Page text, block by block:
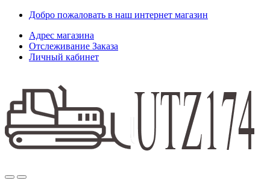
Skip
navigation
Skip
content
Добро пожаловать в наш интернет магазин
Адрес магазина
Отслеживание Заказа
Личный кабинет